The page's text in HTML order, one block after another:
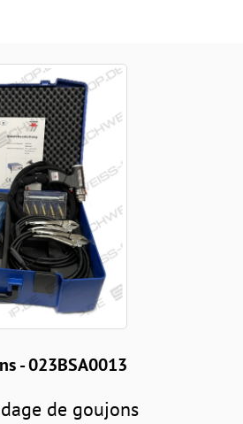
- 023BSA0013
de goujons